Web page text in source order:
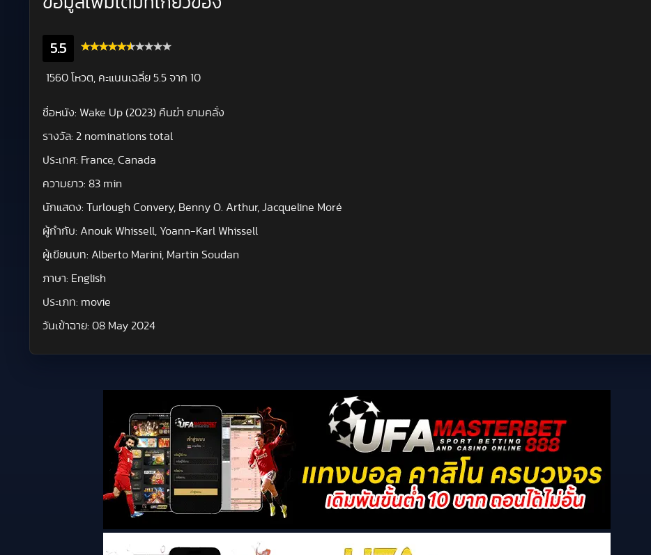
5.5
1560 โหวต, คะแนนเฉลี่ย 5.5 จาก 10
ชื่อหนัง: Wake Up (2023) คืนฆ่า ยามคลั่ง
รางวัล: 2 nominations total
ประเทศ: France, Canada
ความยาว: 83 min
นักแสดง: Turlough Convery, Benny O. Arthur, Jacqueline Moré
ผู้กำกับ: Anouk Whissell, Yoann-Karl Whissell
ผู้เขียนบท: Alberto Marini, Martin Soudan
ภาษา: English
ประเภท: movie
วันเข้าฉาย: 08 May 2024